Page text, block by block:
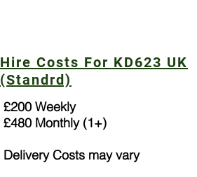
Hire Costs For KD623 UK
(Standrd)
£200 Weekly
£480 Monthly (1+)
Delivery Costs may vary